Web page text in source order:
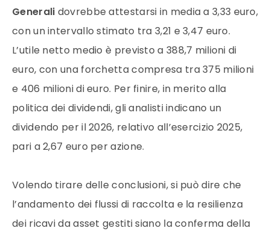
Generali dovrebbe attestarsi in media a 3,33 euro,
con un intervallo stimato tra 3,21 e 3,47 euro.
L’utile netto medio è previsto a 388,7 milioni di
euro, con una forchetta compresa tra 375 milioni
e 406 milioni di euro. Per finire, in merito alla
politica dei dividendi, gli analisti indicano un
dividendo per il 2026, relativo all’esercizio 2025,
pari a 2,67 euro per azione.
Volendo tirare delle conclusioni, si può dire che
l’andamento dei flussi di raccolta e la resilienza
dei ricavi da asset gestiti siano la conferma della